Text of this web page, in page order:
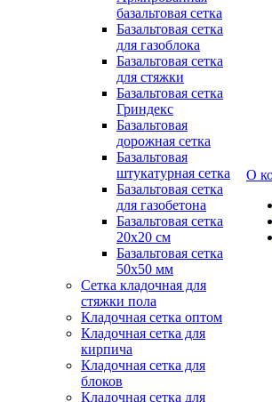
базальтовая сетка
Базальтовая сетка
для газоблока
Базальтовая сетка
для стяжки
Базальтовая сетка
Гриндекс
Базальтовая
дорожная сетка
Базальтовая
штукатурная сетка
Базальтовая сетка
для газобетона
Базальтовая сетка
20x20 см
Базальтовая сетка
50x50 мм
Сетка кладочная для
стяжки пола
Кладочная сетка оптом
Кладочная сетка для
кирпича
Кладочная сетка для
блоков
Кладочная сетка для
О